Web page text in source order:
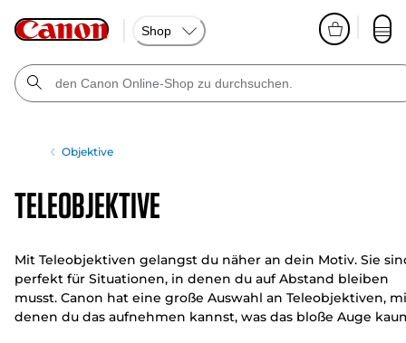
Shop
Objektive
Teleobjektive
Mit Teleobjektiven gelangst du näher an dein Motiv. Sie
perfekt für Situationen, in denen du auf Abstand bleiben
musst. Canon hat eine große Auswahl an Teleobjektiven,
denen du das aufnehmen kannst, was das bloße Auge